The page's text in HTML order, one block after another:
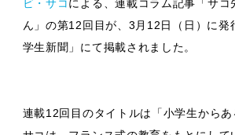
ビ・サコによる、連載コラム記事「サコ
ん」の第12回目が、3月12日（日）に発
学生新聞」にて掲載されました。
連載12回目のタイトルは「小学生からあ